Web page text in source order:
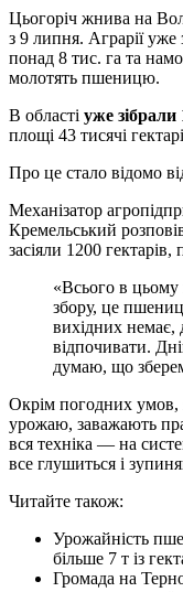
Цьогоріч жнива на
з 9 липня. Аграрії уже
понад 8 тис. га та
молотять пшеницю.
В області уже зібрали
площі 43 тисячі
Про це стало відомо
Механізатор
Кремельський
засіяли 1200
«Всього в цьому
збору, це
вихідних немає,
відпочивати.
думаю, що
Окрім погодних умов,
урожаю, заважають
вся техніка — на
все глушиться і
Читайте також:
Урожайність
більше 7 т із
Громада на